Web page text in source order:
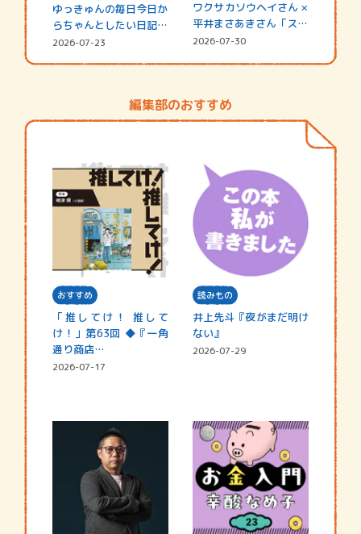
ゆっきゅんの毎日今日か
らちゃんとしたい日記
☆202…
2026-07-23
ワクサカソウヘイさん ×
平井まさあきさん「スペ
シャ…
2026-07-30
編集部のおすすめ
おすすめ
「推してけ！ 推して
け！」第63回 ◆『一角
通り商店…
2026-07-17
読みもの
井上先斗『夜がまだ明け
ない』
2026-07-29